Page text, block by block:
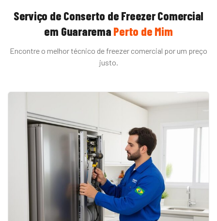
Serviço de Conserto de Freezer Comercial
em Guararema Perto de Mim
Encontre o melhor técnico de freezer comercial por um preço
justo.